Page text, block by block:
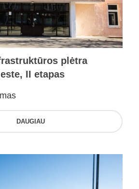
plėtra
II etapas
DAUGIAU